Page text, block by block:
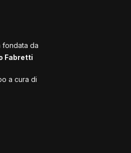
fondata da
Fabretti
a cura di